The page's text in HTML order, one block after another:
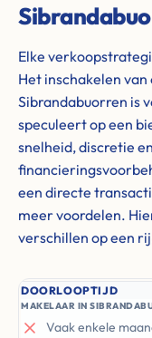
Elke
Het inschakelen
Sibrandabuorren is
speculeert op een
snelheid, discretie
een directe
meer voordelen.
verschillen op een
DOORLOOPTIJD
MAKELAAR IN
Vaak enkele